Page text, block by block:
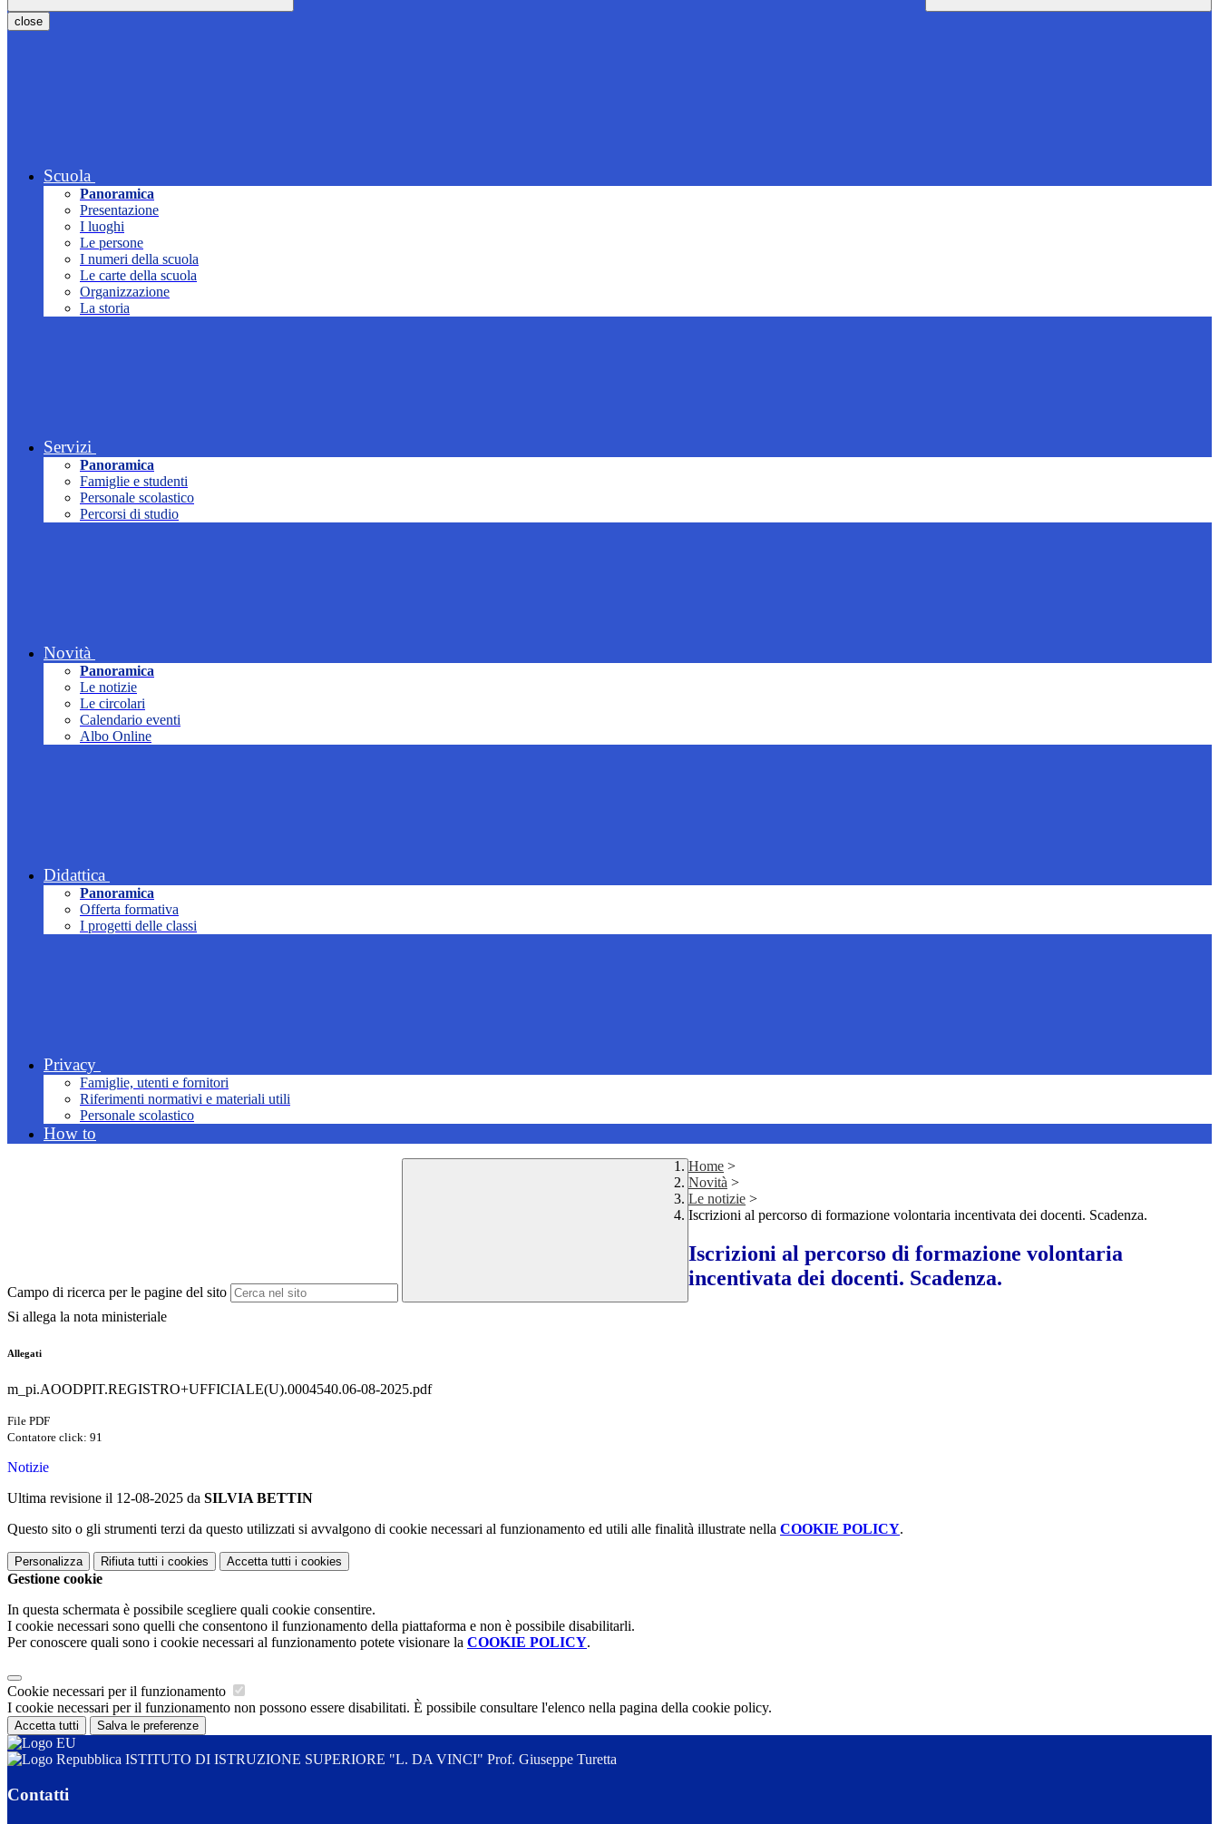
close
Scuola
Panoramica
Presentazione
I luoghi
Le persone
I numeri della scuola
Le carte della scuola
Organizzazione
La storia
Servizi
Panoramica
Famiglie e studenti
Personale scolastico
Percorsi di studio
Novità
Panoramica
Le notizie
Le circolari
Calendario eventi
Albo Online
Didattica
Panoramica
Offerta formativa
I progetti delle classi
Privacy
Famiglie, utenti e fornitori
Riferimenti normativi e materiali utili
Personale scolastico
How to
Campo di ricerca per le pagine del sito
Home >
Novità >
Le notizie >
Iscrizioni al percorso di formazione volontaria incentivata dei docenti. Scadenza.
Iscrizioni al percorso di formazione volontaria
incentivata dei docenti. Scadenza.
Si allega la nota ministeriale
Allegati
m_pi.AOODPIT.REGISTRO+UFFICIALE(U).0004540.06-08-2025.pdf
File PDF
Contatore click: 91
Notizie
Ultima revisione il 12-08-2025 da SILVIA BETTIN
Questo sito o gli strumenti terzi da questo utilizzati si avvalgono di cookie necessari al funzionamento ed utili alle finalità illustrate nella COOKIE POLICY.
Personalizza Rifiuta tutti i cookies Accetta tutti i cookies
Gestione cookie
In questa schermata è possibile scegliere quali cookie consentire.
I cookie necessari sono quelli che consentono il funzionamento della piattaforma e non è possibile disabilitarli.
Per conoscere quali sono i cookie necessari al funzionamento potete visionare la COOKIE POLICY.
Cookie necessari per il funzionamento
I cookie necessari per il funzionamento non possono essere disabilitati. È possibile consultare l'elenco nella pagina della cookie policy.
Accetta tutti Salva le preferenze
ISTITUTO DI ISTRUZIONE SUPERIORE "L. DA VINCI" Prof. Giuseppe Turetta
Contatti